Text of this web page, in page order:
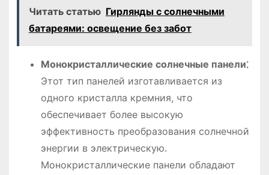
Читать статью Гирлянды с солнечными
батареями: освещение без забот
Монокристаллические солнечные панели⁚
Этот тип панелей изготавливается из
одного кристалла кремния, что
обеспечивает более высокую
эффективность преобразования солнечной
энергии в электрическую․
Монокристаллические панели обладают